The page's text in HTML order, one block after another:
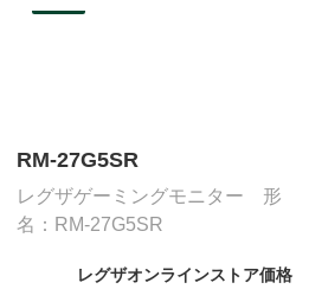
RM-27G5SR
レグザゲーミングモニター 形
名：RM-27G5SR
レグザオンラインストア価格